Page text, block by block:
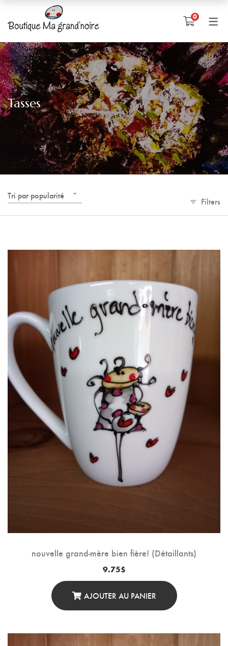
0
Tasses
Tri par popularité
Filters
nouvelle grand-mère bien fière! (Détaillants)
9.75$
AJOUTER AU PANIER